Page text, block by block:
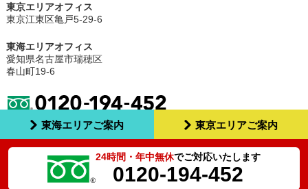
東海エリアご案内 東京エリアご案内
24時間・年中無休でご対応いたします
0120-194-452
東京エリアオフィス
東京江東区亀戸5-29-6
東海エリアオフィス
愛知県名古屋市瑞穂区
春山町19-6
Copyright ©訪問ペット火葬（葬儀・お葬式） オーナーズアイAll Rights Reserved.